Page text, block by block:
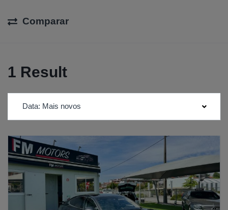
Comparar
1 Result
Data: Mais novos